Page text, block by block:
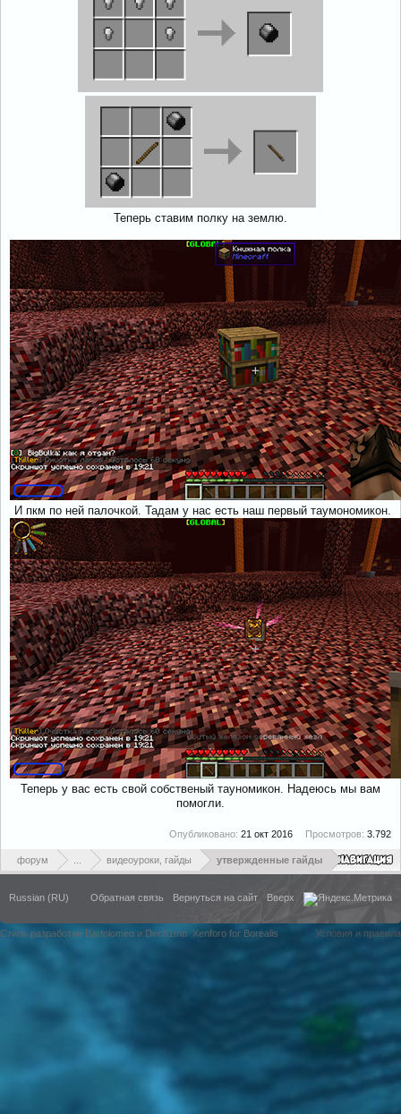
Теперь ставим полку на землю.
И пкм по ней палочкой. Тадам у нас есть наш первый таумономикон.
Теперь у вас есть свой собственый тауномикон. Надеюсь мы вам
помогли.
Опубликовано: 21 окт 2016 Просмотров: 3.792
форум видеоуроки, гайды утвержденные гайды
Russian (RU) Обратная связь Вернуться на сайт Вверх
Стиль разработан Bartolomeo и Dech1mo Xenforo for Borealis Условия и правила